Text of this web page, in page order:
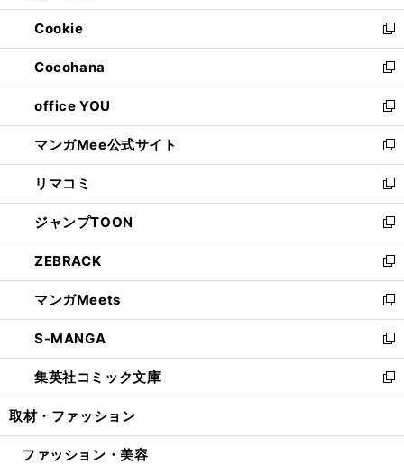
開
く
ウ
で
開
く
ン
ド
ウ
で
開
く
ウ
ィ
ン
ド
ウ
で
開
く
Cookie
新
し
い
ウ
ィ
ン
ド
ウ
で
開
く
Cocohana
新
し
い
ウ
ィ
ン
ド
ウ
で
開
く
office YOU
新
し
い
ウ
ィ
ン
ド
ウ
で
開
く
マンガMee公式サイト
新
し
い
ウ
ィ
ン
ド
ウ
で
開
く
リマコミ
新
し
い
ウ
ィ
ン
ド
ウ
で
開
く
ジャンプTOON
新
し
い
ウ
ィ
ン
ド
ウ
で
開
ZEBRACK
新
し
い
ウ
ィ
ン
ド
ウ
開
マンガMeets
新
し
い
ウ
ィ
ン
ウ
S-MANGA
新
し
い
ウ
ン
集英社コミック文庫
新
し
ウ
取材・ファッション
ファッション・美容